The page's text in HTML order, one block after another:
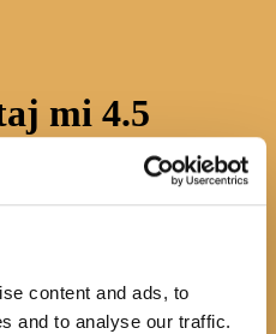
content and ads, to
and to analyse our traffic.
mi 4.5
projekta "Mama
4